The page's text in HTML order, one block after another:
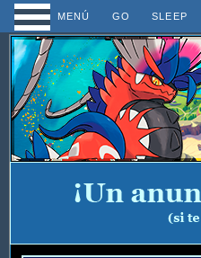
MENÚ GO SLEEP